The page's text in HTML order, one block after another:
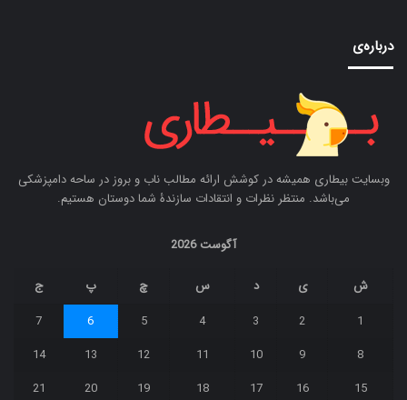
درباره‌ی
وبسایت بیطاری همیشه در کوشش ارائه مطالب ناب و بروز در ساحه دامپزشکی
می‌باشد. منتظر نظرات و انتقادات سازندۀ شما دوستان هستیم.
آگوست 2026
ش ی د س چ پ
ج
1
2
3
4
5
6
7
8
9
10
11
12
13
14
15
16
17
18
19
20
21